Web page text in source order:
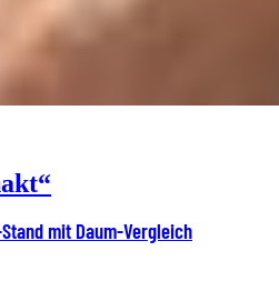
mit Daum-Vergleich